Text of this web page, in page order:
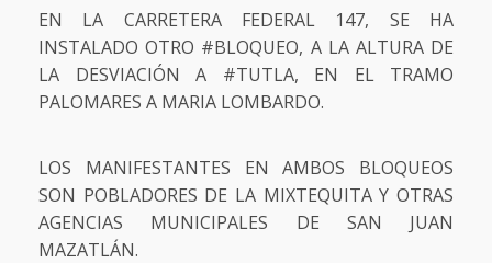
EN LA CARRETERA FEDERAL 147, SE HA
INSTALADO OTRO #BLOQUEO, A LA ALTURA DE
LA DESVIACIÓN A #TUTLA, EN EL TRAMO
PALOMARES A MARIA LOMBARDO.
LOS MANIFESTANTES EN AMBOS BLOQUEOS
SON POBLADORES DE LA MIXTEQUITA Y OTRAS
AGENCIAS MUNICIPALES DE SAN JUAN
MAZATLÁN.